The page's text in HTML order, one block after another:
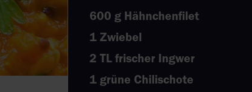
600 g Hähnchenfilet
1 Zwiebel
2 TL frischer Ingwer
1 grüne Chilischote